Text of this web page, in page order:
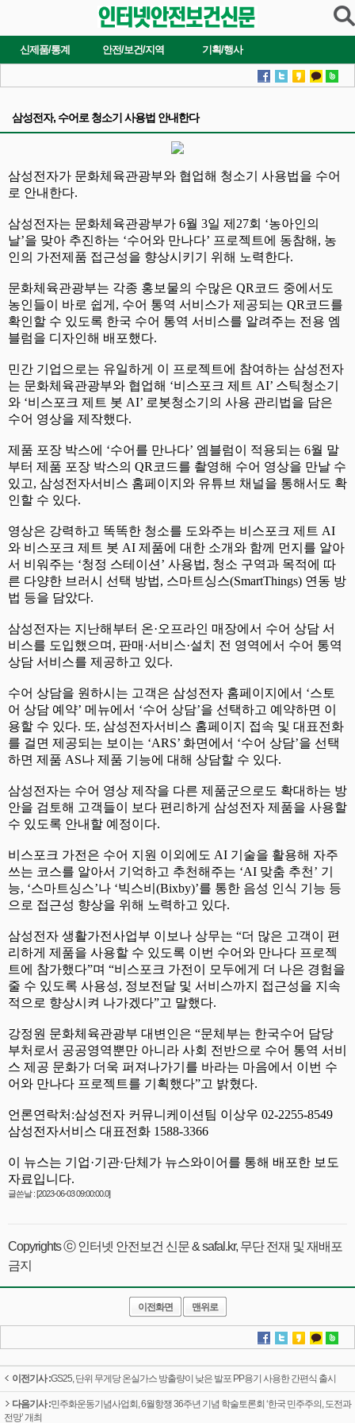
신제품/통계 안전/보건/지역 기획/행사
삼성전자, 수어로 청소기 사용법 안내한다
글쓴날 : [2023-06-03 09:00:00.0]
Copyrights ⓒ 인터넷 안전보건 신문 & safal.kr, 무단 전재 및 재배포
금지
이전화면 맨위로
이전기사 :GS25, 단위 무게당 온실가스 방출량이 낮은 발포 PP용기 사용한 간편식 출시
다음기사 :민주화운동기념사업회, 6월항쟁 36주년 기념 학술토론회 ‘한국 민주주의, 도전과
전망’ 개최